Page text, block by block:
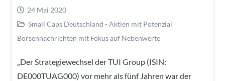
24 Mai 2020
Small Caps Deutschland - Aktien mit Potenzial
Börsennachrichten mit Fokus auf Nebenwerte
„Der Strategiewechsel der TUI Group (ISIN:
DE000TUAG000) vor mehr als fünf Jahren war der